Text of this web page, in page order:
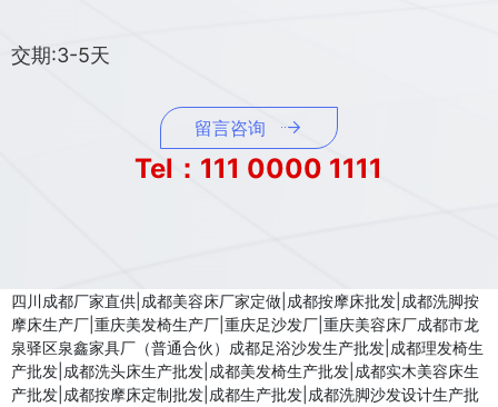
交期:3-5天
留言咨询
Tel：111 0000 1111
四川成都厂家直供|成都美容床厂家定做|成都按摩床批发|成都洗脚按
摩床生产厂|重庆美发椅生产厂|重庆足沙发厂|重庆美容床厂成都市龙
泉驿区泉鑫家具厂（普通合伙）成都足浴沙发生产批发|成都理发椅生
产批发|成都洗头床生产批发|成都美发椅生产批发|成都实木美容床生
产批发|成都按摩床定制批发|成都生产批发|成都洗脚沙发设计生产批